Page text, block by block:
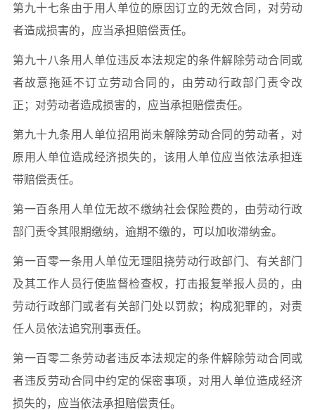
第九十七条由于用人单位的原因订立的无效合同，对劳动
者造成损害的，应当承担赔偿责任。
第九十八条用人单位违反本法规定的条件解除劳动合同或
者故意拖延不订立劳动合同的，由劳动行政部门责令改
正；对劳动者造成损害的，应当承担赔偿责任。
第九十九条用人单位招用尚未解除劳动合同的劳动者，对
原用人单位造成经济损失的，该用人单位应当依法承担连
带赔偿责任。
第一百条用人单位无故不缴纳社会保险费的，由劳动行政
部门责令其限期缴纳，逾期不缴的，可以加收滞纳金。
第一百零一条用人单位无理阻挠劳动行政部门、有关部门
及其工作人员行使监督检查权，打击报复举报人员的，由
劳动行政部门或者有关部门处以罚款；构成犯罪的，对责
任人员依法追究刑事责任。
第一百零二条劳动者违反本法规定的条件解除劳动合同或
者违反劳动合同中约定的保密事项，对用人单位造成经济
损失的，应当依法承担赔偿责任。